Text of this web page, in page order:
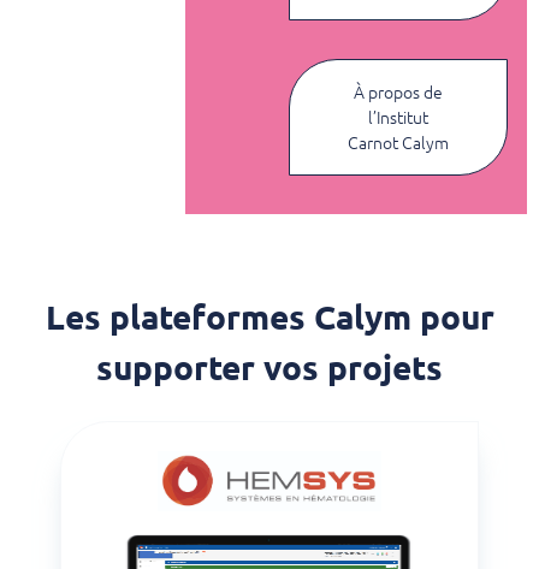
À propos de
l’Institut
Carnot Calym
Les plateformes Calym pour
supporter vos projets